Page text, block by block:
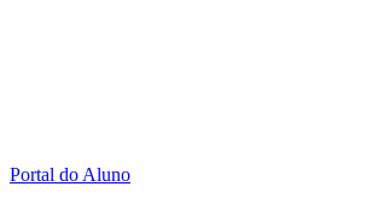
Portal do Aluno